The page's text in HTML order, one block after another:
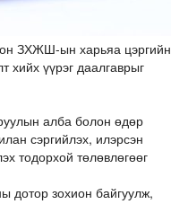
ЗХЖШ-ын харьяа цэргийн
хийх үүрэг даалгаврыг
алба болон өдөр
сэргийлэх, илэрсэн
тодорхой төлөвлөгөөг
дотор зохион байгуулж,